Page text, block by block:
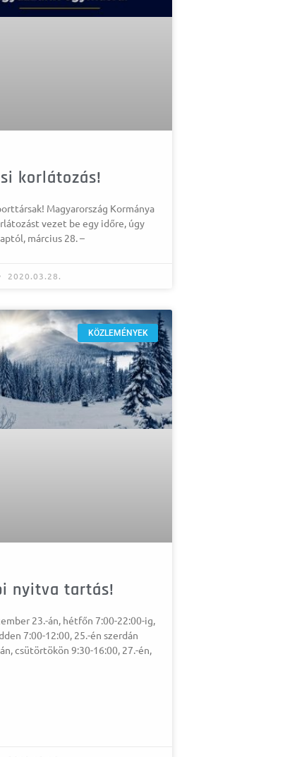
korlátozás!
Magyarország Kormánya
vezet be egy időre, úgy
március 28. –
2020.03.28.
KÖZLEMÉNYEK
nyitva tartás!
23.-án, hétfőn 7:00-22:00-ig,
7:00-12:00, 25.-én szerdán
csütörtökön 9:30-16:00, 27.-én,